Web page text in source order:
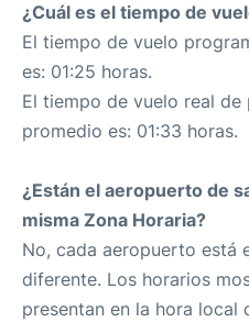
¿Cuál es el tiempo de
El tiempo de vuelo
es: 01:25 horas.
El tiempo de vuelo real
promedio es: 01:33 horas.
¿Están el aeropuerto de
misma Zona Horaria?
No, cada aeropuerto está
diferente. Los horarios
presentan en la hora local